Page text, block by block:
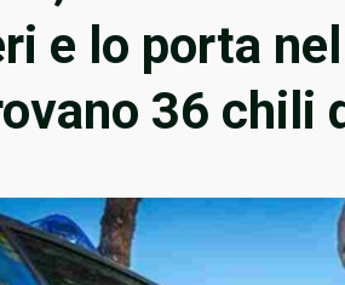
e lo porta
36 chili